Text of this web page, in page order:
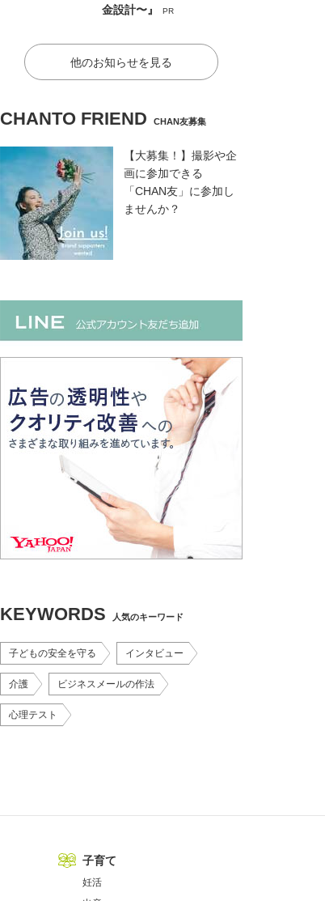
金設計〜』
PR
他のお知らせを見る
CHANTO FRIEND CHAN友募集
【大募集！】撮影や企
画に参加できる
「CHAN友」に参加し
ませんか？
KEYWORDS 人気のキーワード
子どもの安全を守る インタビュー
介護 ビジネスメールの作法
心理テスト
子育て
妊活